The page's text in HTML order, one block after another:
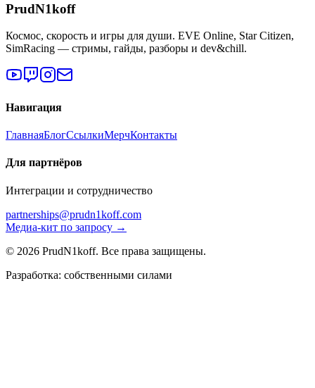
PrudN1koff
Космос, скорость и игры для души. EVE Online, Star Citizen,
SimRacing — стримы, гайды, разборы и dev&chill.
Навигация
ГлавнаяБлогСсылкиМерчКонтакты
Для партнёров
Интеграции и сотрудничество
partnerships@prudn1koff.com
Медиа-кит по запросу →
© 2026 PrudN1koff. Все права защищены.
Разработка: собственными силами